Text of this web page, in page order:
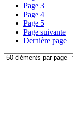
Page 3
Page 4
Page 5
Page suivante
Dernière page